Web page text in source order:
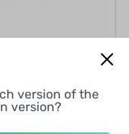
V-
СПИЦ
version of the
version?